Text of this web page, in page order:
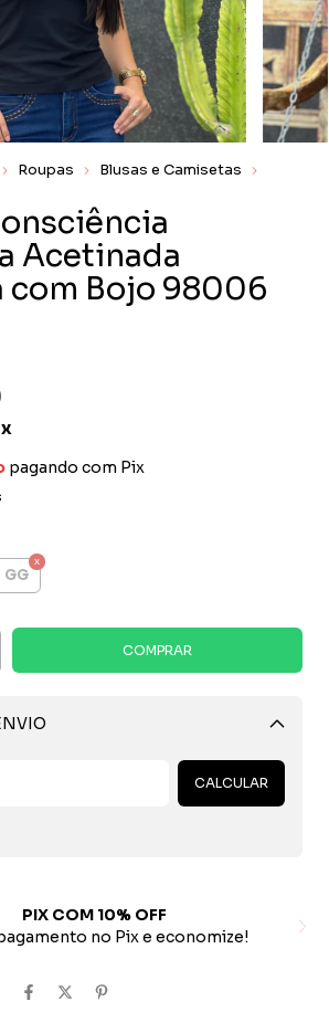
Roupas
Blusas e Camisetas
Acetinada
com Bojo 98006
pagando com Pix
GG
Alterar CEP
CALCULAR
PIX COM 10% OFF
no Pix e economize!